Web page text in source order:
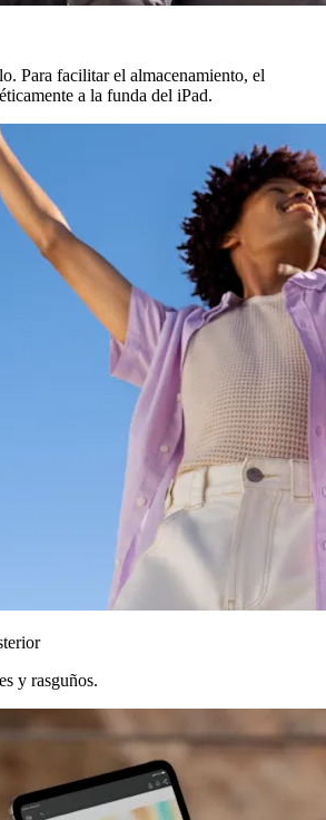
Para facilitar el almacenamiento, el
a la funda del iPad.
y rasguños.